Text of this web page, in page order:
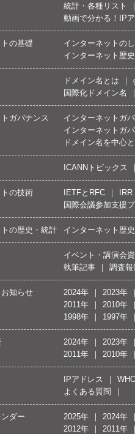
統計・各種リスト
動画で分かる！IP
の基礎 インターネットの
インターネット歴
ドメイン名とは
国際化ドメイン名
ガバナンス インターネットガ
インターネットガ
ドメイン名を中心
ICANNトピックス
の技術 IETFとRFC IRR
国際会議参加支援
の歴史・統計 インターネット歴
イベント・講演会
執筆記事
調査報
お知らせ 2024年 2023年
2011年
2010年
1998年
1997年
2024年 2023年
2011年
2010年
IPアドレス
よくある質問
ダー 2025年 2024年
2012年
2011年